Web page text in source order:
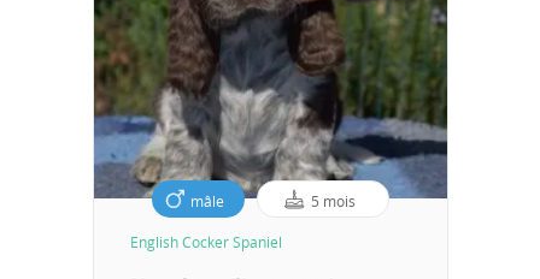
mâle 5 mois
English Cocker Spaniel